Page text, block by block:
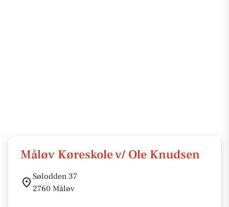
Måløv Køreskole v/ Ole Knudsen
Sølodden 37
2760 Måløv